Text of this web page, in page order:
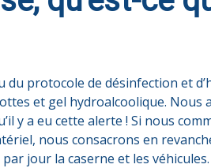
protocole de désinfection et
et gel hydroalcoolique. Nous
y a eu cette alerte ! Si nous
nous consacrons en
jour la caserne et les